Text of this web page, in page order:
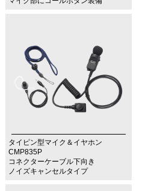
タイピン型マイク＆イヤホン
CMP835P
コネクターケーブル下向き
ノイズキャンセルタイプ